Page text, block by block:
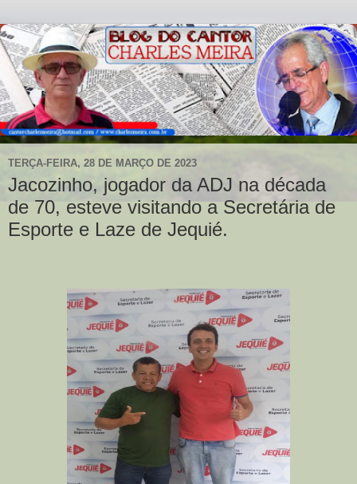
TERÇA-FEIRA, 28 DE MARÇO DE 2023
Jacozinho, jogador da ADJ na década
de 70, esteve visitando a Secretária de
Esporte e Laze de Jequié.